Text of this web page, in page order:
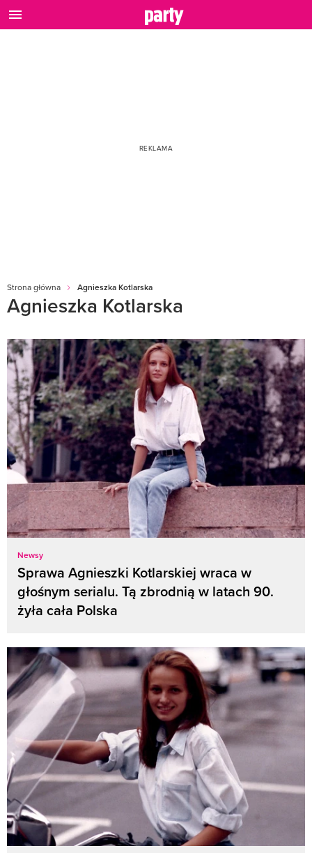
Strona główna Agnieszka Kotlarska
Agnieszka Kotlarska
Newsy
Sprawa Agnieszki Kotlarskiej wraca w
głośnym serialu. Tą zbrodnią w latach 90.
żyła cała Polska